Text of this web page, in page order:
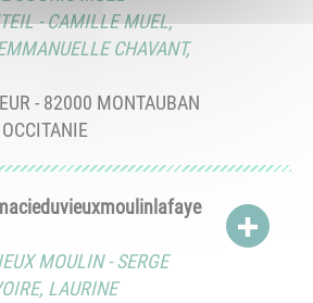
-CAMILLE MUEL,
CHAVANT,
- 82000 MONTAUBAN
MOULIN-SERGE
, LAURINE